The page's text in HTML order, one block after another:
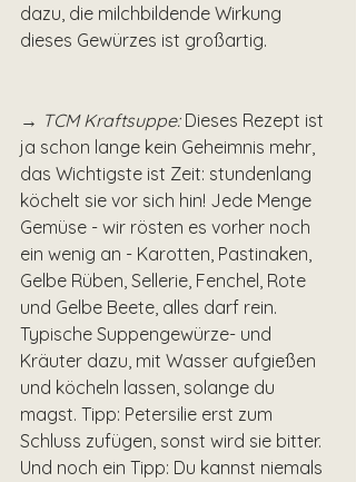
dazu, die milchbildende Wirkung
dieses Gewürzes ist großartig.
→ TCM Kraftsuppe: Dieses Rezept ist
ja schon lange kein Geheimnis mehr,
das Wichtigste ist Zeit: stundenlang
köchelt sie vor sich hin! Jede Menge
Gemüse - wir rösten es vorher noch
ein wenig an - Karotten, Pastinaken,
Gelbe Rüben, Sellerie, Fenchel, Rote
und Gelbe Beete, alles darf rein.
Typische Suppengewürze- und
Kräuter dazu, mit Wasser aufgießen
und köcheln lassen, solange du
magst. Tipp: Petersilie erst zum
Schluss zufügen, sonst wird sie bitter.
Und noch ein Tipp: Du kannst niemals